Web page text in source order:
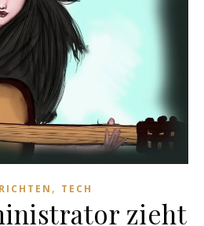
, TECH
zieht